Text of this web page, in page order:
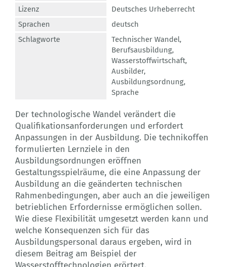
Lizenz
Deutsches Urheberrecht
Sprachen
deutsch
Schlagworte
Technischer Wandel,
Berufsausbildung,
Wasserstoffwirtschaft,
Ausbilder,
Ausbildungsordnung,
Sprache
Der technologische Wandel verändert die
Qualifikationsanforderungen und erfordert
Anpassungen in der Ausbildung. Die technikoffen
formulierten Lernziele in den
Ausbildungsordnungen eröffnen
Gestaltungsspielräume, die eine Anpassung der
Ausbildung an die geänderten technischen
Rahmenbedingungen, aber auch an die jeweiligen
betrieblichen Erfordernisse ermöglichen sollen.
Wie diese Flexibilität umgesetzt werden kann und
welche Konsequenzen sich für das
Ausbildungspersonal daraus ergeben, wird in
diesem Beitrag am Beispiel der